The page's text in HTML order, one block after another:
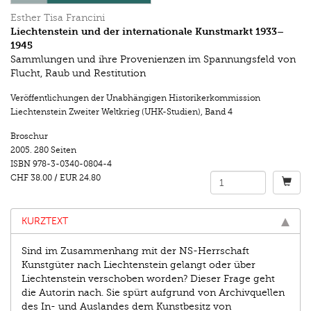
Esther Tisa Francini
Liechtenstein und der internationale Kunstmarkt 1933–
1945
Sammlungen und ihre Provenienzen im Spannungsfeld von
Flucht, Raub und Restitution
Veröffentlichungen der Unabhängigen Historikerkommission
Liechtenstein Zweiter Weltkrieg (UHK-Studien), Band 4
Broschur
2005. 280 Seiten
ISBN 978-3-0340-0804-4
CHF 38.00 / EUR 24.80
KURZTEXT
Sind im Zusammenhang mit der NS-Herrschaft
Kunstgüter nach Liechtenstein gelangt oder über
Liechtenstein verschoben worden? Dieser Frage geht
die Autorin nach. Sie spürt aufgrund von Archivquellen
des In- und Auslandes dem Kunstbesitz von